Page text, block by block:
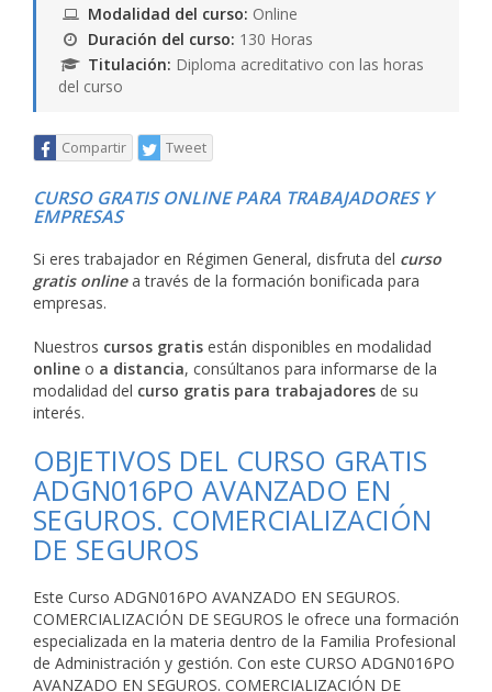
Modalidad del curso: Online
Duración del curso: 130 Horas
Titulación: Diploma acreditativo con las horas
del curso
Compartir Tweet
CURSO GRATIS ONLINE PARA TRABAJADORES Y
EMPRESAS
Si eres trabajador en Régimen General, disfruta del curso
gratis onlinea través de la formación bonificada para
empresas.
Nuestros cursos gratis están disponibles en modalidad
online o a distancia, consúltanos para informarse de la
modalidad del curso gratis para trabajadores de su
interés.
OBJETIVOS DEL CURSO GRATIS
ADGN016PO AVANZADO EN
SEGUROS. COMERCIALIZACIÓN
DE SEGUROS
Este Curso ADGN016PO AVANZADO EN SEGUROS.
COMERCIALIZACIÓN DE SEGUROS le ofrece una formación
especializada en la materia dentro de la Familia Profesional
de Administración y gestión. Con este CURSO ADGN016PO
AVANZADO EN SEGUROS. COMERCIALIZACIÓN DE